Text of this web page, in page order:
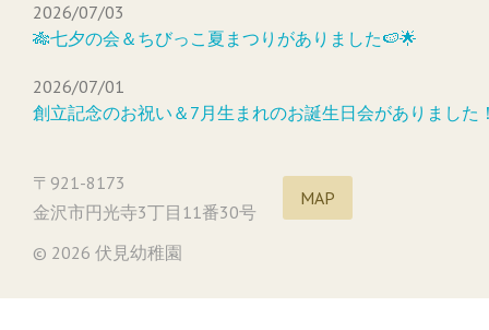
2026/07/03
🎋七夕の会＆ちびっこ夏まつりがありました🍉🌟
2026/07/01
創立記念のお祝い＆7月生まれのお誕生日会がありました
〒921-8173
金沢市円光寺3丁目11番30号
MAP
© 2026 伏見幼稚園